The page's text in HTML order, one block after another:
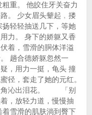
重。 他皎住牙关奋力
。 少女眉头颦起﹐搂
轻轻抽送几下，等她
力。 身下的娇躯又香
着，雪滑的胴体洋溢
趟合德娇躯忽然一
，用力一挺，龟头 撞
径，套走了她的元红。
沁出泪花。 「别
，放轻力道，慢慢抽
雪滑的肌肤淌到臀下